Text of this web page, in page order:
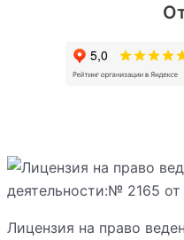
Лицензия на право